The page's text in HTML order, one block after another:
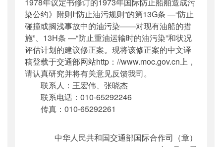
1978年议定书修订的1973年国际防止船舶造成污
染公约》附则I“防止油污规则”的第13G条 —“防止
碰撞或搁浅事故中的油污染——对现有油船的措
施”、13H条 —“防止重油运输时的油污染”和状况
评估计划的建议修正案。现将该修正案的中文译
稿登载于交通部网站http：//www.moc.gov.cn上，
请认真研究并将有关意见反馈我司。
联系人：王宏伟、张晓杰
联系电话：010-65292246
传真：010-65292261
中华人民共和国交通部国际合作司（章）